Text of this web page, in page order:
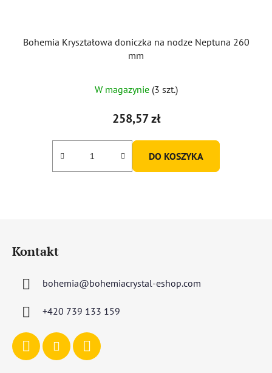
Bohemia Kryształowa doniczka na nodze Neptuna 260
mm
W magazynie (3 szt.)
258,57 zł
DO KOSZYKA
Kontakt
bohemia@bohemiacrystal-eshop.com
+420 739 133 159